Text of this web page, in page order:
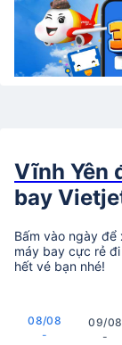
Vĩnh Yên
bay
Bấm vào ngày
máy bay cực rẻ
hết vé bạn nhé!
08/08
-
09/08
-